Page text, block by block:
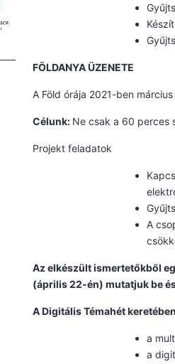
FÖLDANYA ÜZENETE
A Föld órája 2021-ben
Célunk: Ne csak a 60 perces
Projekt feladatok
A
Az elkészült ismertetőkből
(április 22-én) mutatjuk be
A Digitális Témahét
a
a